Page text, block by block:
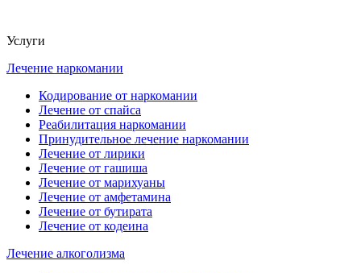
Услуги
Лечение наркомании
Кодирование от наркомании
Лечение от спайса
Реабилитация наркомании
Принудительное лечение наркомании
Лечение от лирики
Лечение от гашиша
Лечение от марихуаны
Лечение от амфетамина
Лечение от бутирата
Лечение от кодеина
Лечение алкоголизма